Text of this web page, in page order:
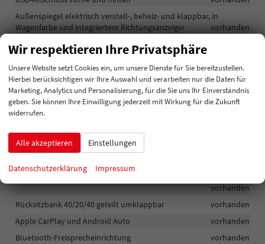
Außenspiegel elektrisch verstell-, beheiz- und klappbar, in
Wagenfarbe und integriertem Richtungsanzeiger
vorhanden
Privacy Glass ab B-Säule
E-Shift-Getriebe
vorhanden
Fensterheber vorne und hinten elektrisch bedienbar
vorhanden
Klimaautomatik 2-Zonen mit Antibeschlagsensor
Beifahrersitz höhenverstellbar
vorhanden
Rücksitzbank 40/20/40 geteilt umklappbar
vorhanden
Apple CarPlay und Android Auto
vorhanden
Bluetooth-Freisprecheinrichtung
vorhanden
Wir respektieren Ihre Privatsphäre
Unsere Website setzt Cookies ein, um unsere Dienste für Sie bereitzustellen.
Hierbei berücksichtigen wir Ihre Auswahl und verarbeiten nur die Daten für
Marketing, Analytics und Personalisierung, für die Sie uns Ihr Einverständnis
geben. Sie können Ihre Einwilligung jederzeit mit Wirkung für die Zukunft
widerrufen.
Alle akzeptieren Einstellungen
Datenschutzerklärung Impressum